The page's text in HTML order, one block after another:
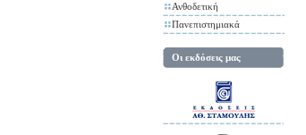
Ανθοδετική
Πανεπιστημιακά
Οι εκδόσεις μας